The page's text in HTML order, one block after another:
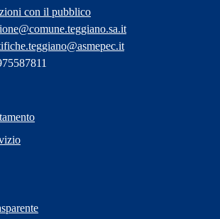
con il pubblico